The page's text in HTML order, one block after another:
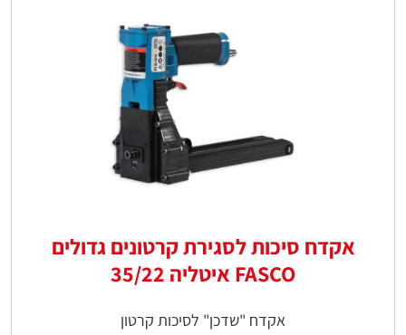
אקדח סיכות לסגירת קרטונים גדולים
FASCO איטליה 35/22
אקדח "שדכן" לסיכות קרטון